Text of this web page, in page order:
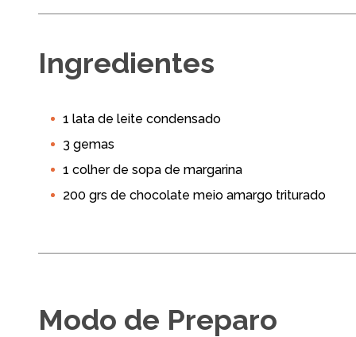
Cocada
Batedeira Planetária Forno Elétrico
Ingredientes
1 lata de leite condensado
3 gemas
1 colher de sopa de margarina
200 grs de chocolate meio amargo triturado
Modo de Preparo